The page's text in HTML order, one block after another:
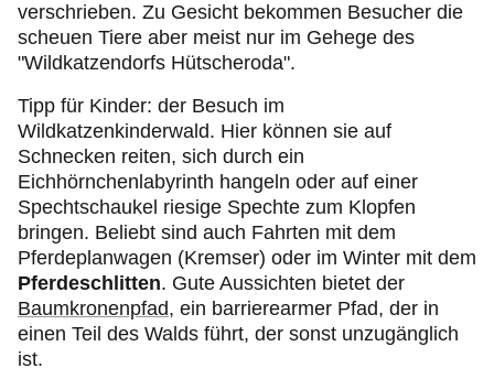
verschrieben. Zu Gesicht bekommen Besucher die
scheuen Tiere aber meist nur im Gehege des
"Wildkatzendorfs Hütscheroda".
Tipp für Kinder: der Besuch im
Wildkatzenkinderwald. Hier können sie auf
Schnecken reiten, sich durch ein
Eichhörnchenlabyrinth hangeln oder auf einer
Spechtschaukel riesige Spechte zum Klopfen
bringen. Beliebt sind auch Fahrten mit dem
Pferdeplanwagen (Kremser) oder im Winter mit dem
Pferdeschlitten. Gute Aussichten bietet der
Baumkronenpfad, ein barrierearmer Pfad, der in
einen Teil des Walds führt, der sonst unzugänglich
ist.